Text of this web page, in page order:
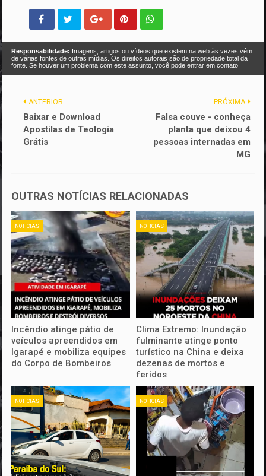
Responsabilidade: Imagens, artigos ou vídeos que existem na web às vezes vêm
de várias fontes de outras mídias. Os direitos autorais são de propriedade total da
fonte. Se houver um problema com este assunto, você pode entrar em contato
PRÓXIMA
Falsa couve - conheça
planta que deixou 4
pessoas internadas em
MG
ANTERIOR
Baixar e Download
Apostilas de Teologia
Grátis
OUTRAS NOTÍCIAS RELACIONADAS
NOTICIAS
Incêndio atinge pátio de
veículos apreendidos em
Igarapé e mobiliza equipes
do Corpo de Bombeiros
NOTICIAS
Clima Extremo: Inundação
fulminante atinge ponto
turístico na China e deixa
dezenas de mortos e
feridos
NOTICIAS NOTICIAS